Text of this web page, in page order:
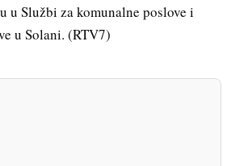
u Službi za komunalne poslove i
u Solani. (RTV7)